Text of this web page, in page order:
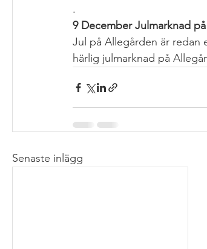
.
9 December Julmarknad
Jul på Allegården är redan
härlig julmarknad på
Senaste inlägg